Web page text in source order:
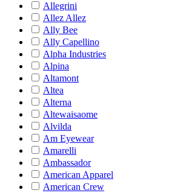
Allegrini
Allez Allez
Ally Bee
Ally Capellino
Alpha Industries
Alpina
Altamont
Altea
Alterna
Altewaisaome
Alvilda
Am Eyewear
Amarelli
Ambassador
American Apparel
American Crew